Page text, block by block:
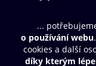
Obsah ke stažení
Moje O2 Knihovna